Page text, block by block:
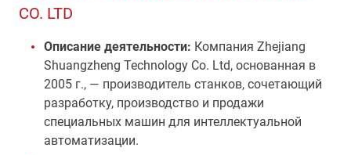
CO. LTD
Описание деятельности: Компания Zhejiang
Shuangzheng Technology Co. Ltd, основанная в
2005 г., — производитель станков, сочетающий
разработку, производство и продажи
специальных машин для интеллектуальной
автоматизации.